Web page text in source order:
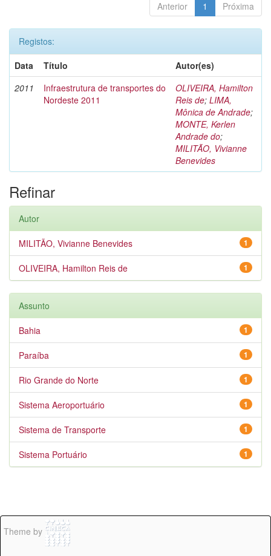
Anterior 1 Próxima
Registos:
Data
Título
Autor(es)
2011
Infraestrutura de transportes do
Nordeste 2011
OLIVEIRA, Hamilton
Reis de; LIMA,
Mônica de Andrade;
MONTE, Kerlen
Andrade do;
MILITÃO, Vivianne
Benevides
Refinar
Autor
1
MILITÃO, Vivianne Benevides
1
OLIVEIRA, Hamilton Reis de
Assunto
1
Bahia
1
Paraíba
1
Rio Grande do Norte
1
Sistema Aeroportuário
1
Sistema de Transporte
1
Sistema Portuário
Theme by